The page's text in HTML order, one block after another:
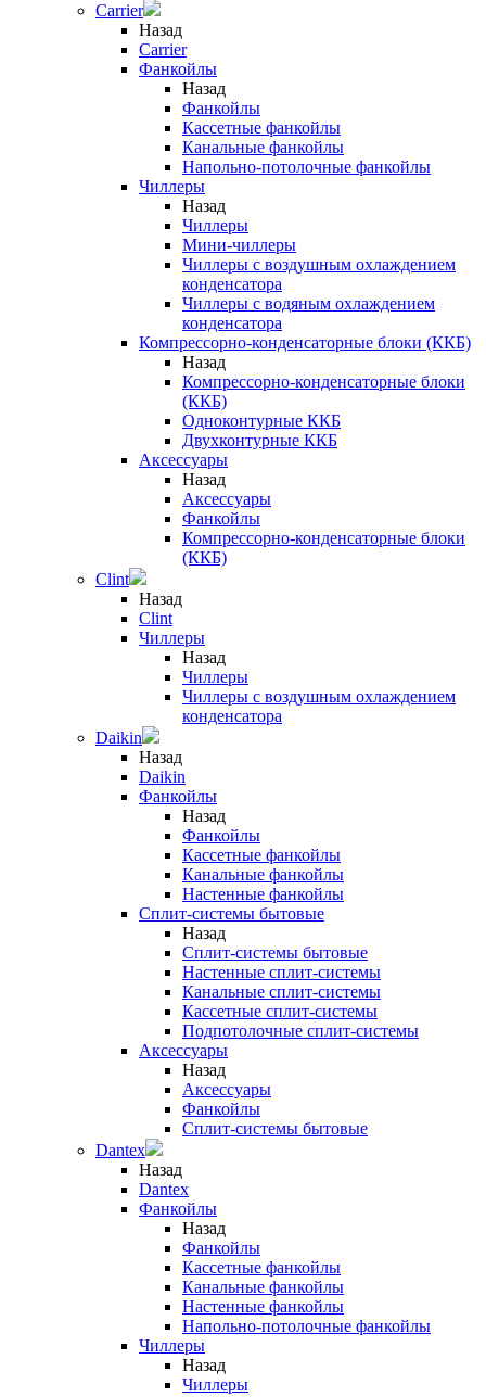
Carrier
Назад
Carrier
Фанкойлы
Назад
Фанкойлы
Кассетные фанкойлы
Канальные фанкойлы
Напольно-потолочные фанкойлы
Чиллеры
Назад
Чиллеры
Мини-чиллеры
Чиллеры с воздушным охлаждением
конденсатора
Чиллеры с водяным охлаждением
конденсатора
Компрессорно-конденсаторные блоки (ККБ)
Назад
Компрессорно-конденсаторные блоки
(ККБ)
Одноконтурные ККБ
Двухконтурные ККБ
Аксессуары
Назад
Аксессуары
Фанкойлы
Компрессорно-конденсаторные блоки
(ККБ)
Clint
Назад
Clint
Чиллеры
Назад
Чиллеры
Чиллеры с воздушным охлаждением
конденсатора
Daikin
Назад
Daikin
Фанкойлы
Назад
Фанкойлы
Кассетные фанкойлы
Канальные фанкойлы
Настенные фанкойлы
Сплит-системы бытовые
Назад
Сплит-системы бытовые
Настенные сплит-системы
Канальные сплит-системы
Кассетные сплит-системы
Подпотолочные сплит-системы
Аксессуары
Назад
Аксессуары
Фанкойлы
Сплит-системы бытовые
Dantex
Назад
Dantex
Фанкойлы
Назад
Фанкойлы
Кассетные фанкойлы
Канальные фанкойлы
Настенные фанкойлы
Напольно-потолочные фанкойлы
Чиллеры
Назад
Чиллеры